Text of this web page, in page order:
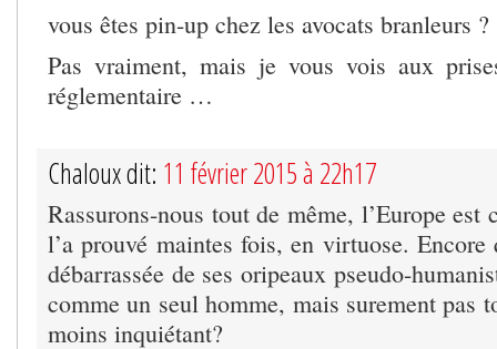
vous êtes pin-up chez les avocats branleurs ?
Pas vraiment, mais je vous vois aux
réglementaire …
Chaloux dit: 11 février 2015 à 22h17
Rassurons-nous tout de même, l’Europe est
l’a prouvé maintes fois, en virtuose. Encore
débarrassée de ses oripeaux pseudo-
comme un seul homme, mais surement pas
moins inquiétant?